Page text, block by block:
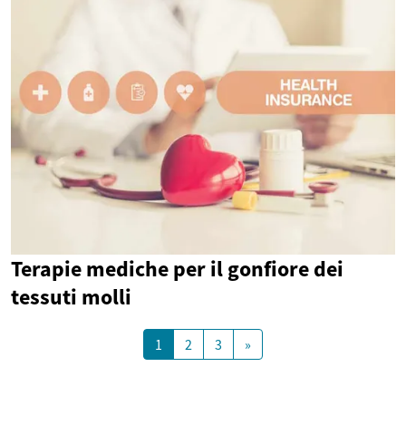
Terapie mediche per il gonfiore dei
tessuti molli
1 2 3 »